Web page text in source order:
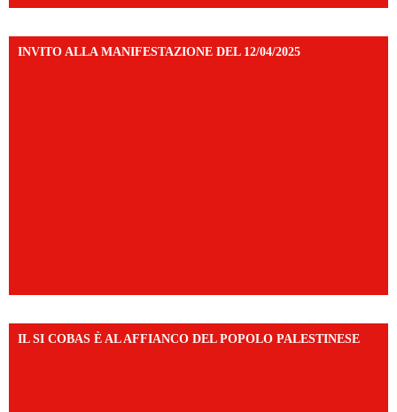
INVITO ALLA MANIFESTAZIONE DEL 12/04/2025
IL SI COBAS È AL AFFIANCO DEL POPOLO PALESTINESE